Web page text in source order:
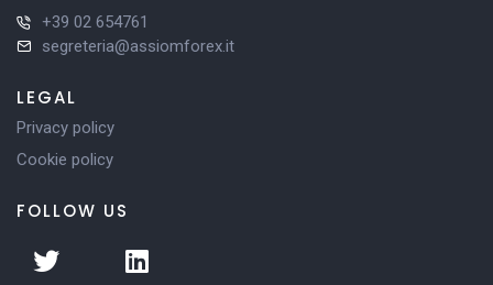
+39 02 654761
segreteria@assiomforex.it
LEGAL
Privacy policy
Cookie policy
FOLLOW US